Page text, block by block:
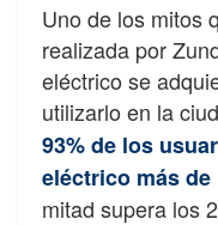
Uno de los mitos
realizada por
eléctrico se
utilizarlo en la
93% de los
eléctrico más de
mitad supera los